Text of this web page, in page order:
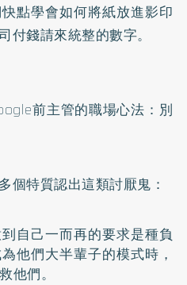
點學會如何將紙放進影印
付錢請來統整的數字。
前主管的職場心法：別
個特質認出這類討厭鬼：
自己一而再的要求是種負
他們大半輩子的模式時，
他們。